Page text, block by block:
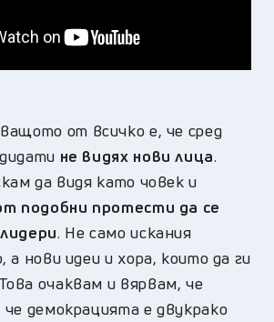
от всичко е, че сред
не видях нови лица.
да видя като човек и
подобни протести да се
. Не само искания
а нови идеи и хора, които да ги
очаквам и вярвам, че
демокрацията е двукрако